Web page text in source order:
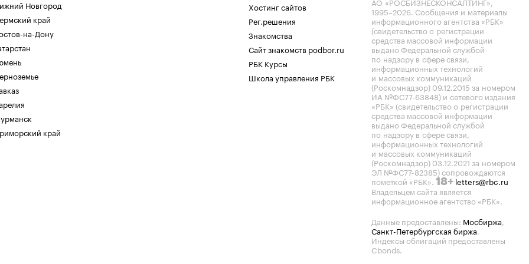
Новгород
край
на-Дону
край
Хостинг сайтов
Рег.решения
Знакомства
Сайт знакомств podbor.ru
РБК Курсы
Школа управления РБК
1995–2026. Сообщения и материалы
информационного агентства «РБК»
(свидетельство о регистрации
средства массовой информации
выдано Федеральной службой
по надзору в сфере связи,
информационных технологий
и массовых коммуникаций
(Роскомнадзор) 09.12.2015 за номером
ИА №ФС77-63848) и сетевого издания
«РБК» (свидетельство о регистрации
средства массовой информации
выдано Федеральной службой
по надзору в сфере связи,
информационных технологий
и массовых коммуникаций
(Роскомнадзор) 03.12.2021 за номером
ЭЛ №ФС77-82385) сопровождаются
пометкой «РБК». 18+ letters@rbc.ru
Владельцем сайта является
информационное агентство «РБК».
Данные предоставлены: Мосбиржа,
Санкт-Петербургская биржа.
Индексы облигаций предоставлены
Cbonds.